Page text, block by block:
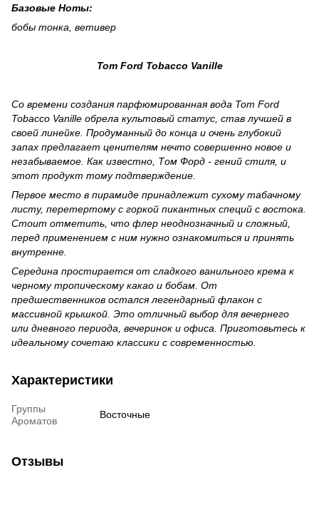
Базовые Ноты:
бобы тонка, ветивер
Tom Ford Tobacco Vanille
Со времени создания парфюмированная вода Tom Ford
Tobacco Vanille обрела культовый статус, став лучшей в
своей линейке. Продуманный до конца и очень глубокий
запах предлагает ценителям нечто совершенно новое и
незабываемое. Как известно, Том Форд - гений стиля, и
этот продукт тому подтверждение.
Первое место в пирамиде принадлежит сухому табачному
листу, перетертому с горкой пикантных специй с востока.
Стоит отметить, что флер неоднозначный и сложный,
перед применением с ним нужно ознакомиться и принять
внутренне.
Середина простирается от сладкого ванильного крема к
черному тропическому какао и бобам. От
предшественников остался легендарный флакон с
массивной крышкой. Это отличный выбор для вечернего
или дневного периода, вечеринок и офиса. Приготовьтесь к
идеальному сочетаю классики с современностью.
Характеристики
Группы
Ароматов
Восточные
Отзывы